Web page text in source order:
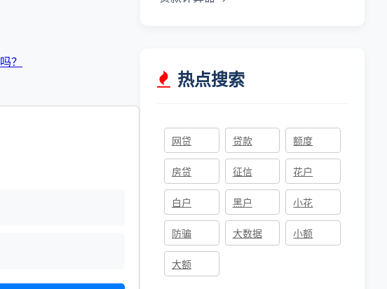
？
热点搜索
网贷 贷款 额度
房贷 征信 花户
白户 黑户 小花
防骗 大数据 小额
大额